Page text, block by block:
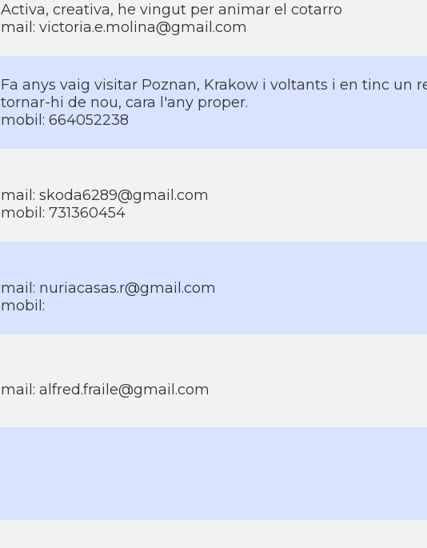
Activa, creativa, he vingut per animar el cotarro
mail: victoria.e.molina@gmail.com
Fa anys vaig visitar Poznan, Krakow i voltants i en tinc un
tornar-hi de nou, cara l'any proper.
mobil: 664052238
mail: skoda6289@gmail.com
mobil: 731360454
mail: nuriacasas.r@gmail.com
mobil:
mail: alfred.fraile@gmail.com